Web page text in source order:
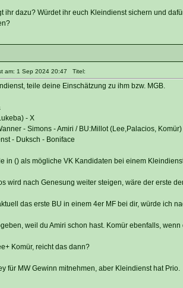
ihr dazu? Würdet ihr euch Kleindienst sichern und
am: 1 Sep 2024 20:47 Titel:
teile deine Einschätzung zu ihm bzw. MGB.
- X
- Simons - Amiri / BU:Millot (Lee,Palacios, Komür)
- Duksch - Boniface
in () als mögliche VK Kandidaten bei einem
wird nach Genesung weiter steigen, wäre der erste
das erste BU in einem 4er MF bei dir, würde ich
weil du Amiri schon hast. Komür ebenfalls,
Komür, reicht das dann?
für MW Gewinn mitnehmen, aber Kleindienst hat Prio.